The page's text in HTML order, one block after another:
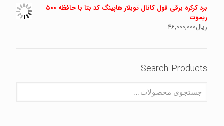
برد کرکره برقی فول کانال توبلار هاپینگ کد بتا با حافظه ۵۰۰
ریموت
ریال46,000,000
Search Products